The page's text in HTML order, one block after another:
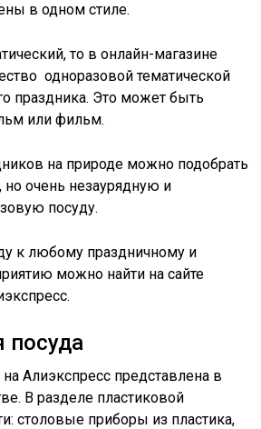
в одном стиле.
то в онлайн-магазине
одноразовой тематической
праздника. Это может быть
или фильм.
на природе можно подобрать
очень незаурядную и
посуду.
к любому праздничному и
можно найти на сайте
посуда
Алиэкспресс представлена в
В разделе пластиковой
столовые приборы из пластика,